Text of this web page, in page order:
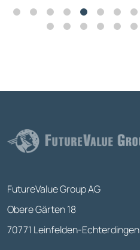
FutureValue Group AG
Obere Gärten 18
70771 Leinfelden-Echterdingen